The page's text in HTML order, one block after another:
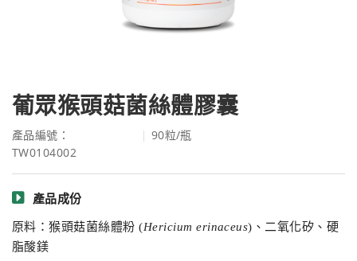
葡眾猴頭菇菌絲體膠囊
產品編號：
TW0104002
90粒/瓶
產品成份
原料：猴頭菇菌絲體粉(Hericium erinaceus) 、二氧化矽、硬
脂酸鎂